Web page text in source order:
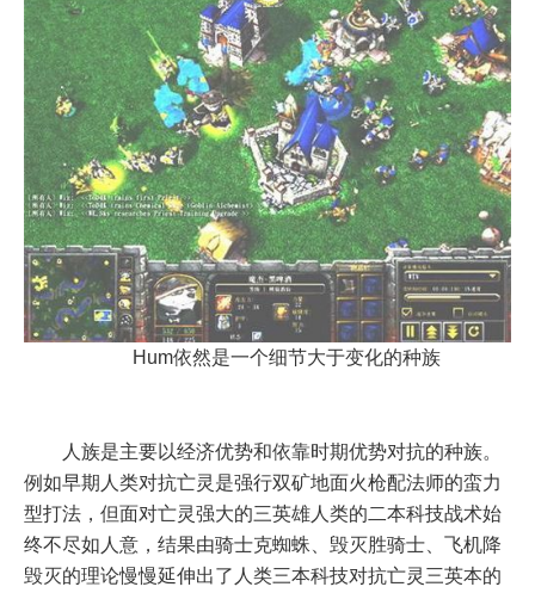
Hum依然是一个细节大于变化的种族
人族是主要以经济优势和依靠时期优势对抗的种族。
例如早期人类对抗亡灵是强行双矿地面火枪配法师的蛮力
型打法，但面对亡灵强大的三英雄人类的二本科技战术始
终不尽如人意，结果由骑士克蜘蛛、毁灭胜骑士、飞机降
毁灭的理论慢慢延伸出了人类三本科技对抗亡灵三英本的